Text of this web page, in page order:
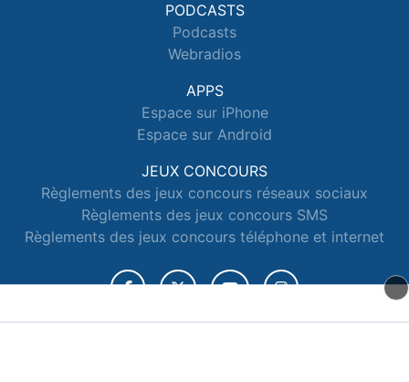
PODCASTS
Podcasts
Webradios
APPS
Espace sur iPhone
Espace sur Android
JEUX CONCOURS
Règlements des jeux concours réseaux sociaux
Règlements des jeux concours SMS
Règlements des jeux concours téléphone et internet